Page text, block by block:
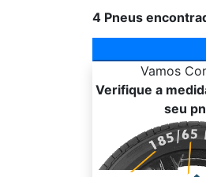
4 Pneus
Vamos
Verifique a
seu